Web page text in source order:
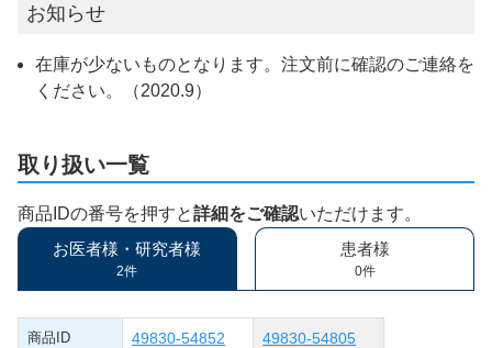
お知らせ
在庫が少ないものとなります。注文前に確認のご連絡を
ください。（2020.9）
取り扱い一覧
商品IDの番号を押すと詳細をご確認いただけます。
お医者様・研究者様
2件
患者様
0件
商品ID 49830-54852 49830-54805